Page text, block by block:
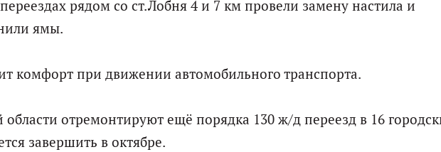
рядом со ст.Лобня 4 и 7 км провели замену настила и
ямы.
комфорт при движении автомобильного транспорта.
области отремонтируют ещё порядка 130 ж/д переезд в 16
завершить в октябре.